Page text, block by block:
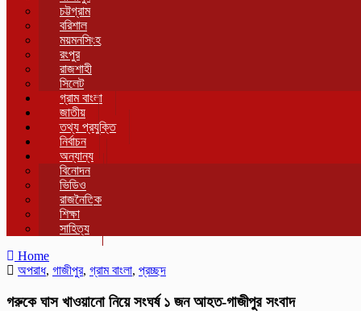
চট্টগ্রাম
বরিশাল
ময়মনসিংহ
রংপুর
রাজশাহী
সিলেট
গ্রাম বাংলা
জাতীয়
তথ্য প্রযুক্তি
নির্বাচন
অন্যান্য
বিনোদন
ভিডিও
রাজনৈতিক
শিক্ষা
সাহিত্য
Home
অপরাধ, গাজীপুর, গ্রাম বাংলা, প্রচ্ছদ
গরুকে ঘাস খাওয়ানো নিয়ে সংঘর্ষ ১ জন আহত-গাজীপুর সংবাদ